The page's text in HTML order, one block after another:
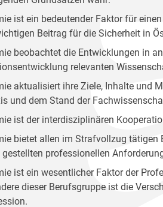
ist ein bedeutender Faktor für
Beitrag für die Sicherheit in
beobachtet die Entwicklungen in
relevanten
aktualisiert ihre Ziele, Inhalte und
und dem Stand der
ist der interdisziplinären
bietet allen im Strafvollzug
professionellen
ist ein wesentlicher Faktor der
dieser Berufsgruppe ist die